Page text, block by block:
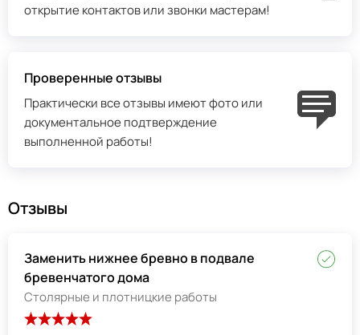
открытие контактов или звонки мастерам!
Проверенные отзывы
Практически все отзывы имеют фото или
документальное подтверждение
выполненной работы!
Отзывы
Заменить нижнее бревно в подвале
бревенчатого дома
Столярные и плотницкие работы